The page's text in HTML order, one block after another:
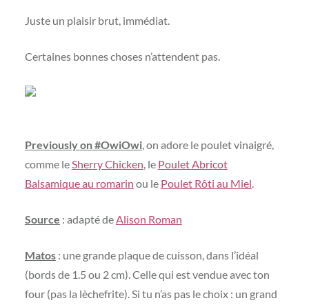
Juste un plaisir brut, immédiat.
Certaines bonnes choses n’attendent pas.
Previously on #OwiOwi, on adore le poulet vinaigré,
comme le Sherry Chicken , le Poulet Abricot
Balsamique au romarin ou le Poulet Rôti au Miel
Source : adapté de Alison Roman
Matos: une grande plaque de cuisson, dans l’idéal
(bords de 1.5 ou 2 cm). Celle qui est vendue avec ton
four (pas la lèchefrite). Si tu n’as pas le choix : un grand